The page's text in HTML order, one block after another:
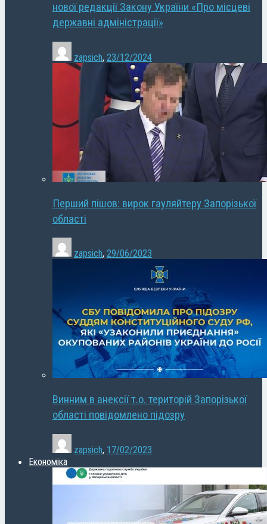
нової редакції Закону України «Про місцеві
державні адміністрації»
zapsich, 23/12/2024
Перший пішов: вирок гауляйтеру Запорізької
області
zapsich, 29/06/2023
Винним в анексії т.о. територій Запорізької
області повідомлено підозру
zapsich, 17/02/2023
Економіка